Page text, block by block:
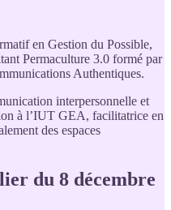
en Gestion du Possible,
Permaculture 3.0 formé par
Authentiques.
interpersonnelle et
à l’IUT GEA, facilitatrice en
des espaces
du 8 décembre